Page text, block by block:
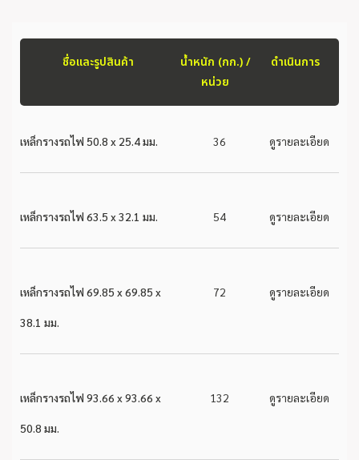
ชื่อและรูปสินค้า
น้ำหนัก (กก.) /
หน่วย
ดำเนินการ
เหล็กรางรถไฟ 50.8 x 25.4 มม. 36 ดูรายละเอียด
เหล็กรางรถไฟ 63.5 x 32.1 มม. 54 ดูรายละเอียด
เหล็กรางรถไฟ 69.85 x 69.85 x
38.1 มม.
72 ดูรายละเอียด
เหล็กรางรถไฟ 93.66 x 93.66 x
50.8 มม.
132 ดูรายละเอียด